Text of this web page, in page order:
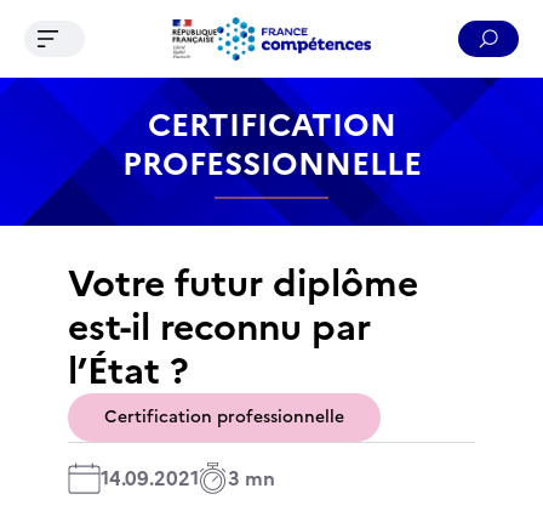
Contenu Recherche Menu Pied de page
Ouvrir le menu de navigation
CERTIFICATION
PROFESSIONNELLE
Votre futur diplôme
est-il reconnu par
l’État ?
Certification professionnelle
14.09.2021 3 mn